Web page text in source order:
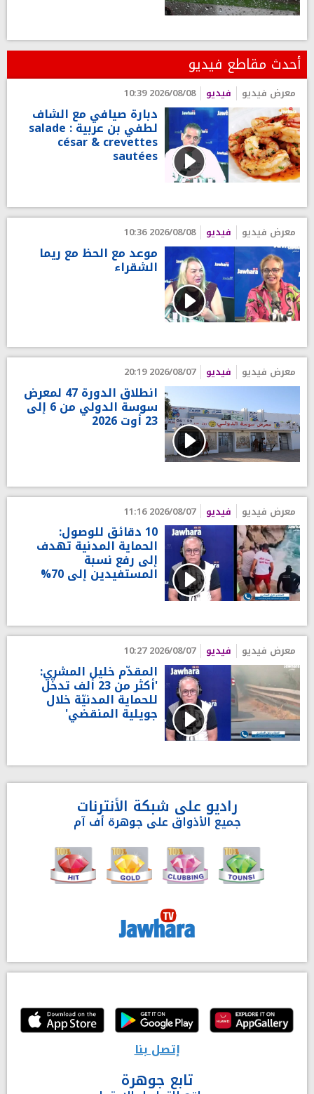
أحدث مقاطع فيديو
معرض فيديو فيديو 2026/08/08 10:39
دبارة صيافي مع الشاف
لطفي بن عربية : salade
césar & crevettes
sautées
معرض فيديو فيديو 2026/08/08 10:36
موعد مع الحظ مع ريما
الشقراء
معرض فيديو فيديو 2026/08/07 20:19
انطلاق الدورة 47 لمعرض
سوسة الدولي من 6 إلى
23 أوت 2026
معرض فيديو فيديو 2026/08/07 11:16
10 دقائق للوصول:
الحماية المدنية تهدف
إلى رفع نسبة
المستفيدين إلى 70%
معرض فيديو فيديو 2026/08/07 10:27
المقدّم خليل المشري:
'أكثر من 23 ألف تدخّل
للحماية المدنيّة خلال
جويلية المنقضي'
راديو على شبكة الأنترنات
جميع الأذواق على جوهرة أف آم
إتصل بنا
تابع جوهرة